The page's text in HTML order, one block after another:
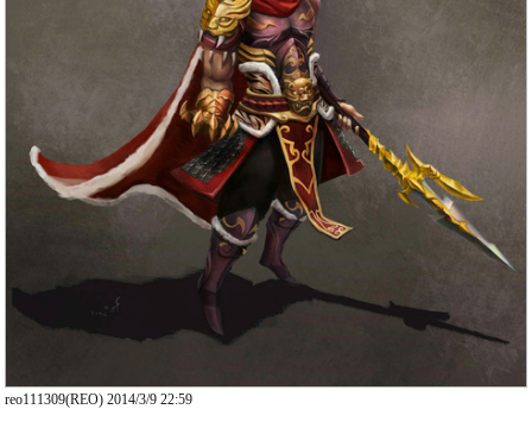
reo111309(REO) 2014/3/9 22:59